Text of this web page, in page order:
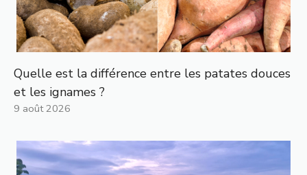
Quelle est la différence entre les patates douces
et les ignames ?
9 août 2026